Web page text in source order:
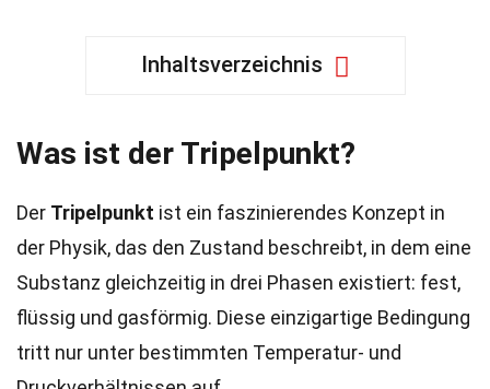
Inhaltsverzeichnis
Was ist der Tripelpunkt?
Der Tripelpunkt ist ein faszinierendes Konzept in
der Physik, das den Zustand beschreibt, in dem eine
Substanz gleichzeitig in drei Phasen existiert: fest,
flüssig und gasförmig. Diese einzigartige Bedingung
tritt nur unter bestimmten Temperatur- und